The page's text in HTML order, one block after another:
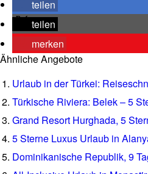
teilen
teilen
merken
Ähnliche Angebote
Urlaub in der Türkei:
Türkische Riviera: Belek – 5
Grand Resort Hurghada, 5
5 Sterne Luxus Urlaub in
Dominikanische Republik, 9